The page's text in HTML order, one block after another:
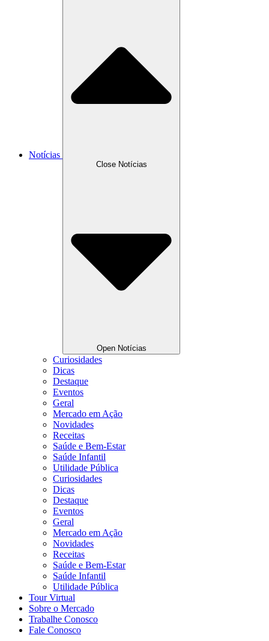
Notícias
Close Notícias
Open Notícias
Curiosidades
Dicas
Destaque
Eventos
Geral
Mercado em Ação
Novidades
Receitas
Saúde e Bem-Estar
Saúde Infantil
Utilidade Pública
Curiosidades
Dicas
Destaque
Eventos
Geral
Mercado em Ação
Novidades
Receitas
Saúde e Bem-Estar
Saúde Infantil
Utilidade Pública
Tour Virtual
Sobre o Mercado
Trabalhe Conosco
Fale Conosco